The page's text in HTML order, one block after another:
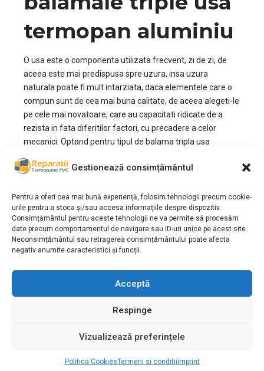
Gestionează consimțământul
Pentru a oferi cea mai bună experiență, folosim tehnologii precum cookie-
urile pentru a stoca și/sau accesa informațiile despre dispozitiv.
Consimțământul pentru aceste tehnologii ne va permite să procesăm
date precum comportamentul de navigare sau ID-uri unice pe acest site.
Neconsimțământul sau retragerea consimțământului poate afecta
negativ anumite caracteristici și funcții.
Acceptă
Respinge
Vizualizează preferințele
Politica CookiesTermeni si conditii Imprint
termopan aluminiu
O usa este o componenta utilizata frecvent, zi de zi, de
aceea este mai predispusa spre uzura, insa uzura
naturala poate fi mult intarziata, daca elementele care o
compun sunt de cea mai buna calitate, de aceea alegeti-le
pe cele mai novatoare, care au capacitati ridicate de a
rezista in fata diferitilor factori, cu precadere a celor
mecanici. Optand pentru tipul de balama tripla usa
mai rezistenta, deoarece aceste balamale se pot opune
dintr-o utilizare atat de frecventa.
Eficienta balamalei triple
usa termopan aluminiu
Din momentul in care ati ales tamplaria termopan pentru
locuinta dumneavoastra, inseamna ca ati optat pentru
confort si siguranta. Acest lucru este complet indeplinit,
daca usile si ferestrele sunt de calitate, au fost corect
la cele mai inalte standarde. Cu timpul insa, unele dintre
propune servicii profesionale de reparatii sau montari de